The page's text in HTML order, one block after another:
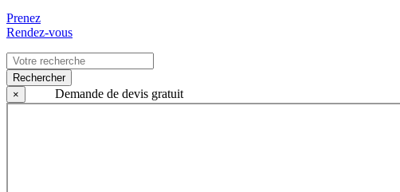
Prenez
Rendez-vous
Rechercher
×
Demande de devis gratuit